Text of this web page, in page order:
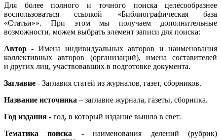
Для более полного и точного поиска целесообразнее
воспользоваться ссылкой «Библиографическая база
«Статьи»». При этом мы получаем дополнительные
возможности, можем выбрать элемент записи для поиска:
Автор - Имена индивидуальных авторов и наименования
коллективных авторов (организаций), имена составителей
и других лиц, участвовавших в подготовке документа.
Заглавие - Заглавия статей из журналов, газет, сборников.
Название источника –заглавие журнала, газеты, сборника.
Год издания - год, в который издание вышло в свет.
Тематика поиска - наименования делений (рубрик)